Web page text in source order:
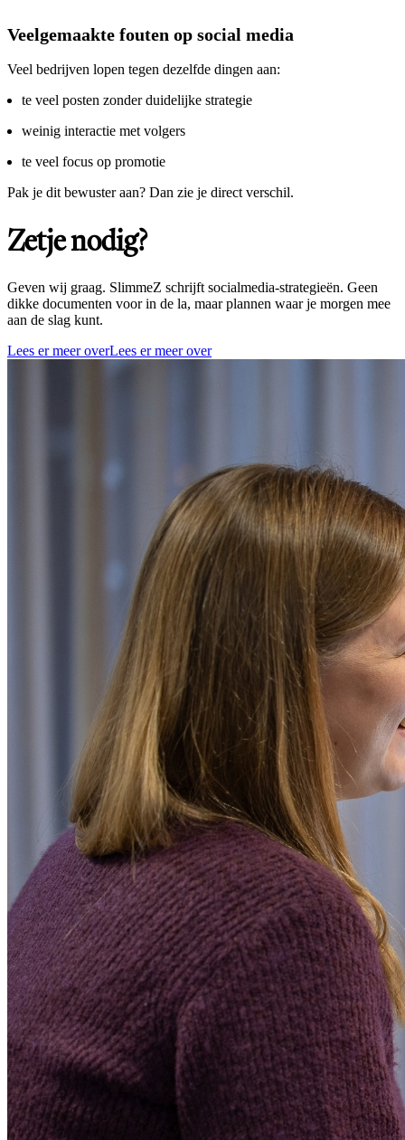
Veelgemaakte fouten op social media
Veel bedrijven lopen tegen dezelfde dingen aan:
te veel posten zonder duidelijke strategie
weinig interactie met volgers
te veel focus op promotie
Pak je dit bewuster aan? Dan zie je direct verschil.
Zetje nodig?
Geven wij graag. SlimmeZ schrijft socialmedia-strategieën. Geen
dikke documenten voor in de la, maar plannen waar je morgen mee
aan de slag kunt.
Lees er meer overLees er meer over